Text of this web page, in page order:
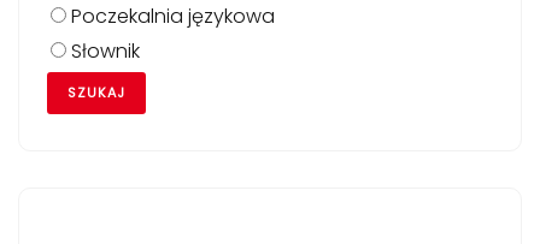
Poczekalnia językowa
Słownik